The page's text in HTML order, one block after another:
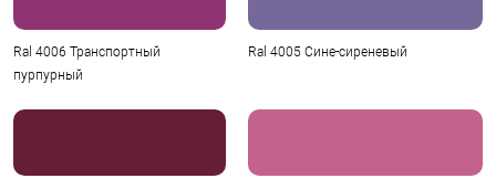
Ral 4006 Транспортный
пурпурный
Ral 4005 Сине-сиреневый